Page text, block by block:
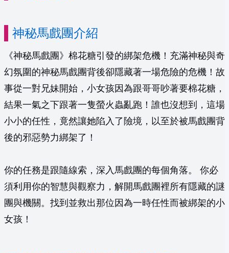
神秘馬戲團介紹
《神秘馬戲團》棉花糖引發的綁架危機！充滿神秘與奇
幻氛圍的神秘馬戲團背後卻隱藏著一場危險的危機！故
事從一對兄妹開始，小女孩因為跟哥哥吵著要棉花糖，
結果一氣之下跟著一隻螢火蟲亂跑！誰也沒想到，這場
小小的任性，竟然讓她陷入了險境，以至於被馬戲團背
後的邪惡勢力綁架了！
你的任務是跟隨線索，深入馬戲團的每個角落。 你必
須利用你的智慧與觀察力，解開馬戲團裡所有隱藏的謎
團與機關。找到並救出那位因為一時任性而被綁架的小
女孩！